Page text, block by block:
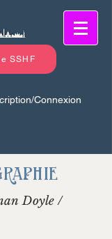
SSHF
Connexion
Doyle /